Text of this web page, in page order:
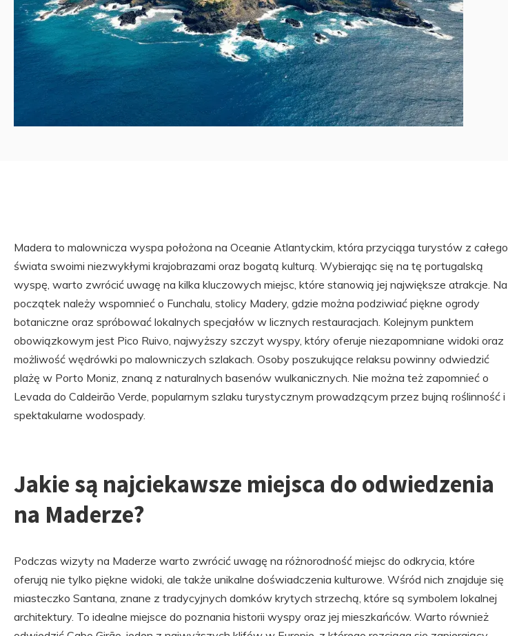
Madera to malownicza wyspa położona na Oceanie Atlantyckim, która przyciąga turystów z całego
świata swoimi niezwykłymi krajobrazami oraz bogatą kulturą. Wybierając się na tę portugalską
wyspę, warto zwrócić uwagę na kilka kluczowych miejsc, które stanowią jej największe atrakcje. Na
początek należy wspomnieć o Funchalu, stolicy Madery, gdzie można podziwiać piękne ogrody
botaniczne oraz spróbować lokalnych specjałów w licznych restauracjach. Kolejnym punktem
obowiązkowym jest Pico Ruivo, najwyższy szczyt wyspy, który oferuje niezapomniane widoki oraz
możliwość wędrówki po malowniczych szlakach. Osoby poszukujące relaksu powinny odwiedzić
plażę w Porto Moniz, znaną z naturalnych basenów wulkanicznych. Nie można też zapomnieć o
Levada do Caldeirão Verde, popularnym szlaku turystycznym prowadzącym przez bujną roślinność i
spektakularne wodospady.
Jakie są najciekawsze miejsca do odwiedzenia
na Maderze?
Podczas wizyty na Maderze warto zwrócić uwagę na różnorodność miejsc do odkrycia, które
oferują nie tylko piękne widoki, ale także unikalne doświadczenia kulturowe. Wśród nich znajduje się
miasteczko Santana, znane z tradycyjnych domków krytych strzechą, które są symbolem lokalnej
architektury. To idealne miejsce do poznania historii wyspy oraz jej mieszkańców. Warto również